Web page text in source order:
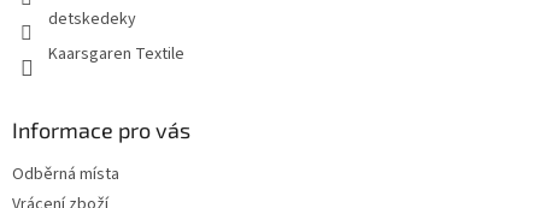
detskedeky
Kaarsgaren Textile
Informace pro vás
Odběrná místa